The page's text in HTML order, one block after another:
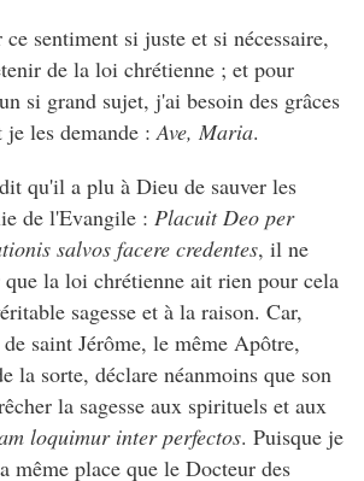
sentiment si juste et si nécessaire,
de la loi chrétienne ; et pour
si grand sujet, j'ai besoin des grâces
je les demande :Ave, Maria.
qu'il a plu à Dieu de sauver les
de l'Evangile : Placuit Deo per
salvos facere credentes, il ne
la loi chrétienne ait rien pour cela
sagesse et à la raison. Car,
saint Jérôme, le même Apôtre,
la sorte, déclare néanmoins que son
la sagesse aux spirituels et aux
loquimur inter perfectos. Puisque je
même place que le Docteur des